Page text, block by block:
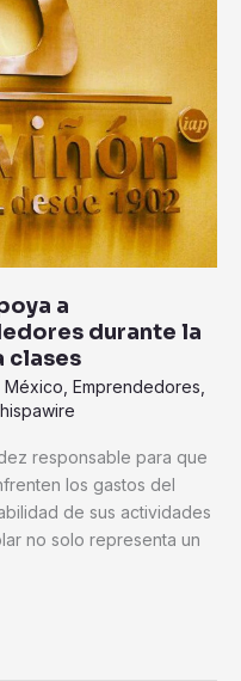
a
durante la
clases
Emprendedores
hispawire
responsable para que
los gastos del
de sus actividades
no solo representa un